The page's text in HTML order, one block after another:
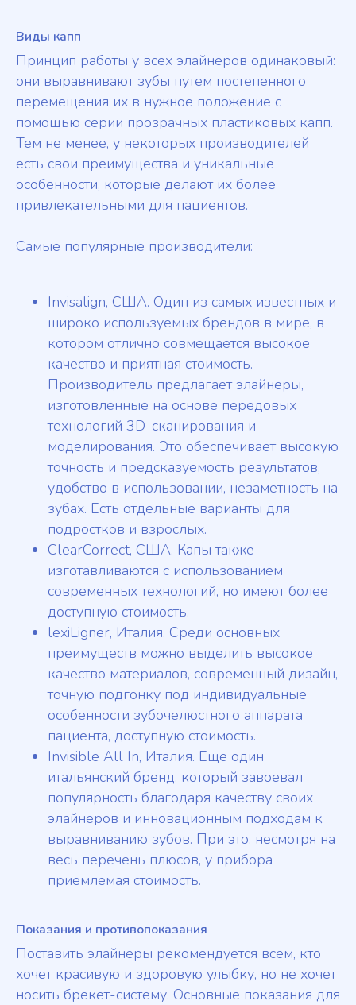
Виды капп
Принцип работы у всех элайнеров одинаковый:
они выравнивают зубы путем постепенного
перемещения их в нужное положение с
помощью серии прозрачных пластиковых капп.
Тем не менее, у некоторых производителей
есть свои преимущества и уникальные
особенности, которые делают их более
привлекательными для пациентов.
Самые популярные производители:
Invisalign, США. Один из самых известных и
широко используемых брендов в мире, в
котором отлично совмещается высокое
качество и приятная стоимость.
Производитель предлагает элайнеры,
изготовленные на основе передовых
технологий 3D-сканирования и
моделирования. Это обеспечивает высокую
точность и предсказуемость результатов,
удобство в использовании, незаметность на
зубах. Есть отдельные варианты для
подростков и взрослых.
ClearCorrect, США. Капы также
изготавливаются с использованием
современных технологий, но имеют более
доступную стоимость.
lexiLigner, Италия. Среди основных
преимуществ можно выделить высокое
качество материалов, современный дизайн,
точную подгонку под индивидуальные
особенности зубочелюстного аппарата
пациента, доступную стоимость.
Invisible All In, Италия. Еще один
итальянский бренд, который завоевал
популярность благодаря качеству своих
элайнеров и инновационным подходам к
выравниванию зубов. При это, несмотря на
весь перечень плюсов, у прибора
приемлемая стоимость.
Показания и противопоказания
Поставить элайнеры рекомендуется всем, кто
хочет красивую и здоровую улыбку, но не хочет
носить брекет-систему. Основные показания для